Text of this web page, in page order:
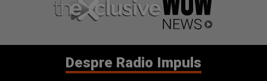
Despre Radio Impuls